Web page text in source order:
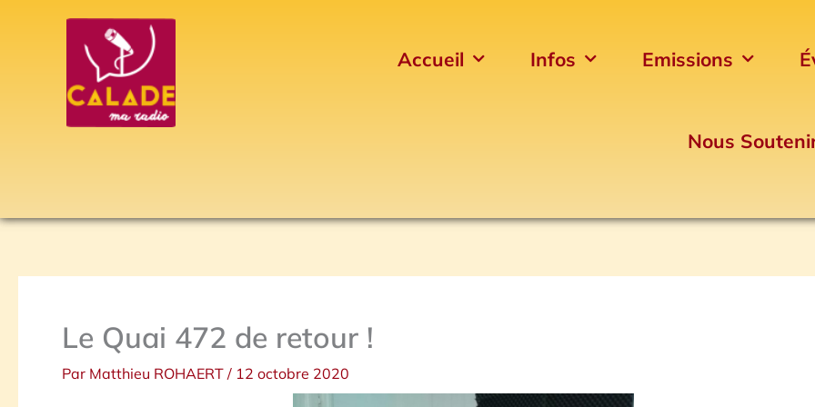
Accueil Infos Emissions
Nous
Le Quai 472 de retour !
Par Matthieu ROHAERT / 12 octobre 2020